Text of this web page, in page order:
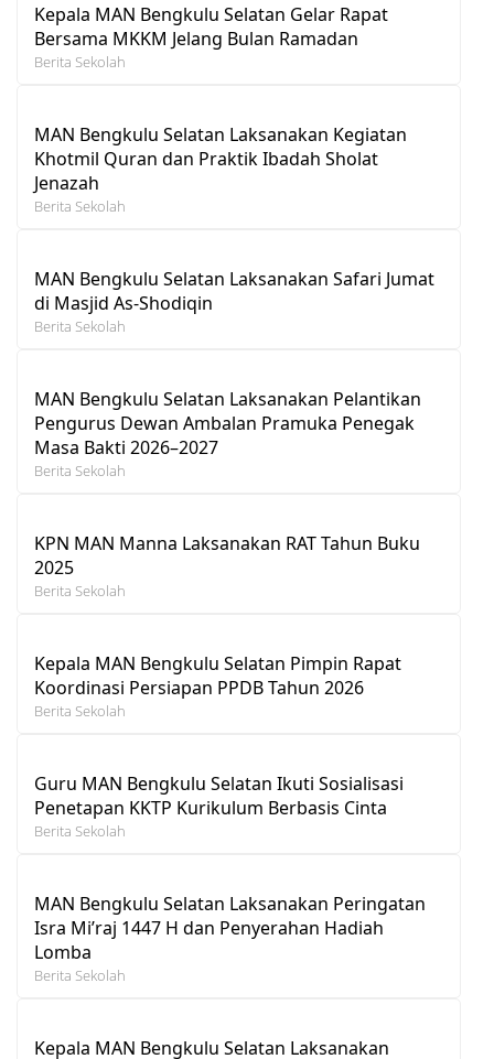
Kepala MAN Bengkulu Selatan Gelar Rapat
Bersama MKKM Jelang Bulan Ramadan
Berita Sekolah
MAN Bengkulu Selatan Laksanakan Kegiatan
Khotmil Quran dan Praktik Ibadah Sholat
Jenazah
Berita Sekolah
MAN Bengkulu Selatan Laksanakan Safari Jumat
di Masjid As-Shodiqin
Berita Sekolah
MAN Bengkulu Selatan Laksanakan Pelantikan
Pengurus Dewan Ambalan Pramuka Penegak
Masa Bakti 2026–2027
Berita Sekolah
KPN MAN Manna Laksanakan RAT Tahun Buku
2025
Berita Sekolah
Kepala MAN Bengkulu Selatan Pimpin Rapat
Koordinasi Persiapan PPDB Tahun 2026
Berita Sekolah
Guru MAN Bengkulu Selatan Ikuti Sosialisasi
Penetapan KKTP Kurikulum Berbasis Cinta
Berita Sekolah
MAN Bengkulu Selatan Laksanakan Peringatan
Isra Mi’raj 1447 H dan Penyerahan Hadiah
Lomba
Berita Sekolah
Kepala MAN Bengkulu Selatan Laksanakan